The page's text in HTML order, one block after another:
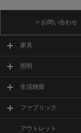
> お問い合わせ
家具
照明
生活雑貨
ファブリック
アウトレット